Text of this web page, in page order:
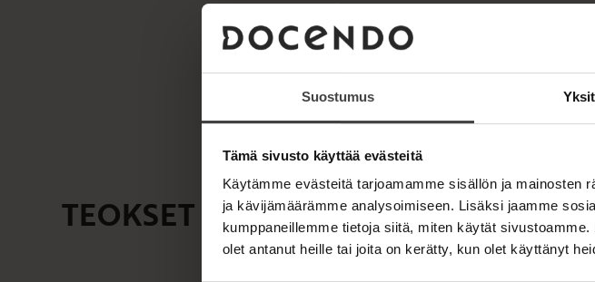
Suostumus
Tämä sivusto käyttää evästeitä
Käytämme evästeitä tarjoamamme sisällön ja mainosten
ja kävijämäärämme analysoimiseen. Lisäksi jaamme
kumppaneillemme tietoja siitä, miten käytät
olet antanut heille tai joita on kerätty, kun olet käyttänyt
TEOKSET